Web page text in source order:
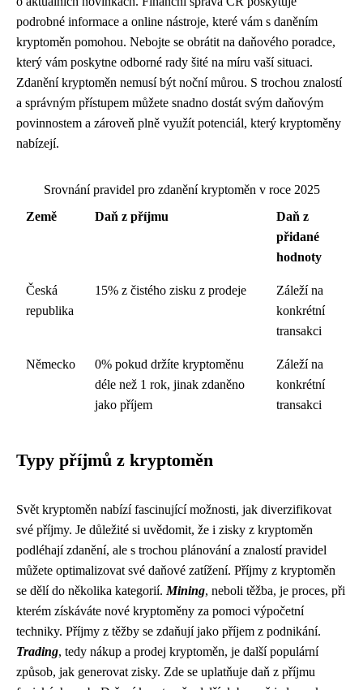
podrobné informace a online nástroje, které vám s daněním
kryptoměn pomohou. Nebojte se obrátit na daňového poradce,
který vám poskytne odborné rady šité na míru vaší situaci.
Zdanění kryptoměn nemusí být noční můrou. S trochou znalostí
a správným přístupem můžete snadno dostát svým daňovým
povinnostem a zároveň plně využít potenciál, který kryptoměny
nabízejí.
Srovnání pravidel pro zdanění kryptoměn v roce 2025
Země
Daň z příjmu
Daň z
přidané
hodnoty
Česká
republika
15% z čistého zisku z prodeje
Záleží na
konkrétní
transakci
Německo
0% pokud držíte kryptoměnu
déle než 1 rok, jinak zdaněno
jako příjem
Záleží na
konkrétní
transakci
Typy příjmů z kryptoměn
Svět kryptoměn nabízí fascinující možnosti, jak diverzifikovat
své příjmy. Je důležité si uvědomit, že i zisky z kryptoměn
podléhají zdanění, ale s trochou plánování a znalostí pravidel
můžete optimalizovat své daňové zatížení. Příjmy z kryptoměn
se dělí do několika kategorií. Mining, neboli těžba, je proces, při
kterém získáváte nové kryptoměny za pomoci výpočetní
techniky. Příjmy z těžby se zdaňují jako příjem z podnikání.
Trading, tedy nákup a prodej kryptoměn, je další populární
způsob, jak generovat zisky. Zde se uplatňuje daň z příjmu